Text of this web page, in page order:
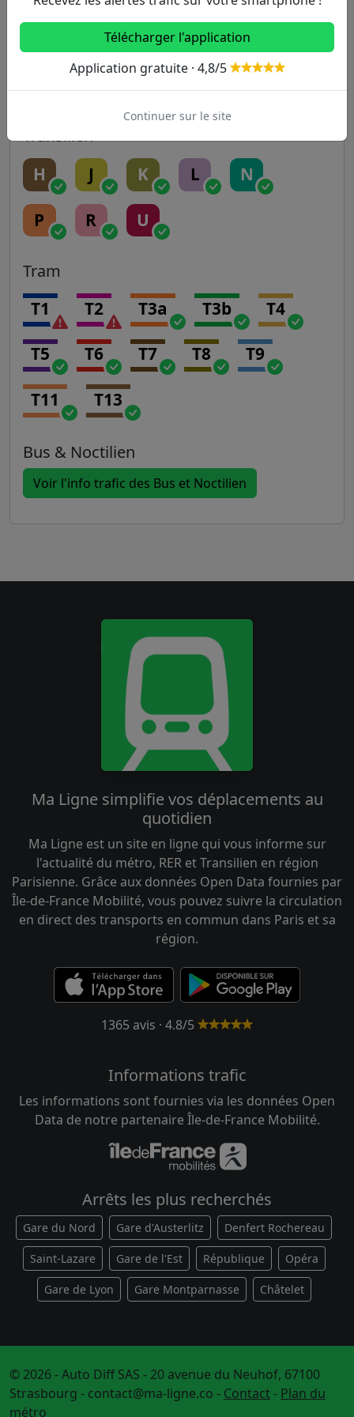
Transilien
H J K L N
P R U
Tram
T1 T2 T3a T3b T4
T5 T6 T7 T8 T9
T11 T13
Bus & Noctilien
Voir l'info trafic des Bus et Noctilien
Ma Ligne simplifie vos déplacements au
quotidien
Ma Ligne est un site en ligne qui vous informe sur
l'actualité du métro, RER et Transilien en région
Parisienne. Grâce aux données Open Data fournies par
Île-de-France Mobilité, vous pouvez suivre la circulation
en direct des transports en commun dans Paris et sa
région.
1365 avis · 4.8/5
Informations trafic
Les informations sont fournies via les données Open
Data de notre partenaire Île-de-France Mobilité.
Arrêts les plus recherchés
Gare du Nord Gare d'Austerlitz Denfert Rochereau
Saint-Lazare Gare de l'Est République Opéra
Gare de Lyon Gare Montparnasse Châtelet
© 2026 - Auto Diff SAS - 20 avenue du Neuhof, 67100
Strasbourg - contact@ma-ligne.co - Contact- Plan du
métro
Télécharger l'application
Application gratuite · 4,8/5
Continuer sur le site